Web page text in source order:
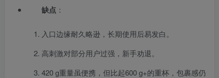
缺点 ：
入口边缘耐久略逊，长期使用后易发白。
高刺激对部分用户过强，新手劝退。
420 g重量虽便携，但比起600 g+的重杯，包裹感仍